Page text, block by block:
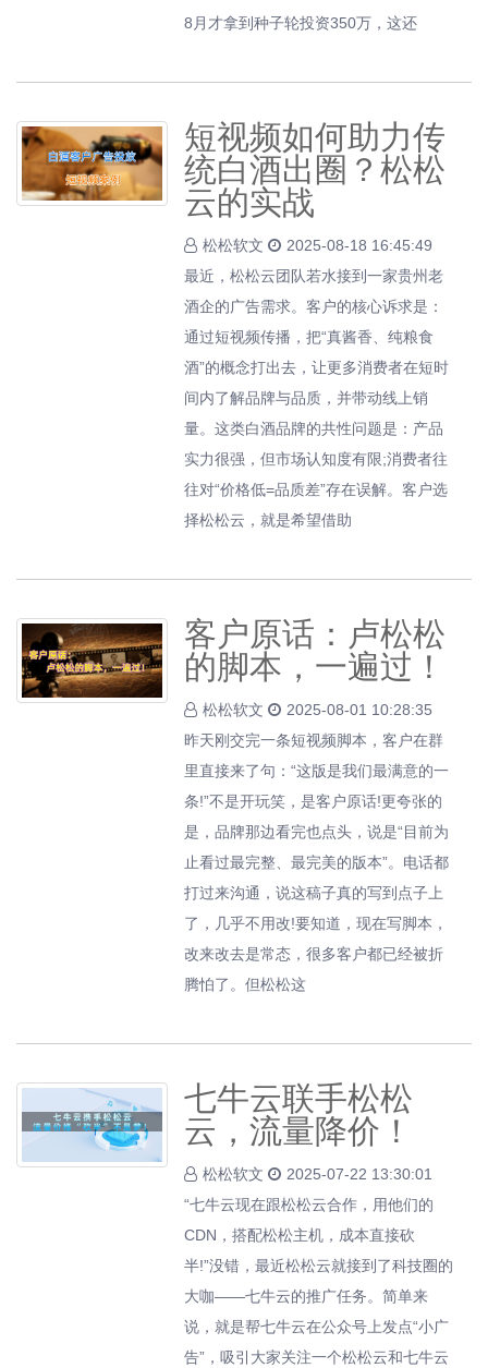
8月才拿到种子轮投资350万，这还
短视频如何助力传
统白酒出圈？松松
云的实战
松松软文
2025-08-18 16:45:49
最近，松松云团队若水接到一家贵州老
酒企的广告需求。客户的核心诉求是：
通过短视频传播，把“真酱香、纯粮食
酒”的概念打出去，让更多消费者在短时
间内了解品牌与品质，并带动线上销
量。这类白酒品牌的共性问题是：产品
实力很强，但市场认知度有限;消费者往
往对“价格低=品质差”存在误解。客户选
择松松云，就是希望借助
客户原话：卢松松
的脚本，一遍过！
松松软文
2025-08-01 10:28:35
昨天刚交完一条短视频脚本，客户在群
里直接来了句：“这版是我们最满意的一
条!”不是开玩笑，是客户原话!更夸张的
是，品牌那边看完也点头，说是“目前为
止看过最完整、最完美的版本”。电话都
打过来沟通，说这稿子真的写到点子上
了，几乎不用改!要知道，现在写脚本，
改来改去是常态，很多客户都已经被折
腾怕了。但松松这
七牛云联手松松
云，流量降价！
松松软文
2025-07-22 13:30:01
“七牛云现在跟松松云合作，用他们的
CDN，搭配松松主机，成本直接砍
半!”没错，最近松松云就接到了科技圈的
大咖——七牛云的推广任务。简单来
说，就是帮七牛云在公众号上发点“小广
告”，吸引大家关注一个松松云和七牛云